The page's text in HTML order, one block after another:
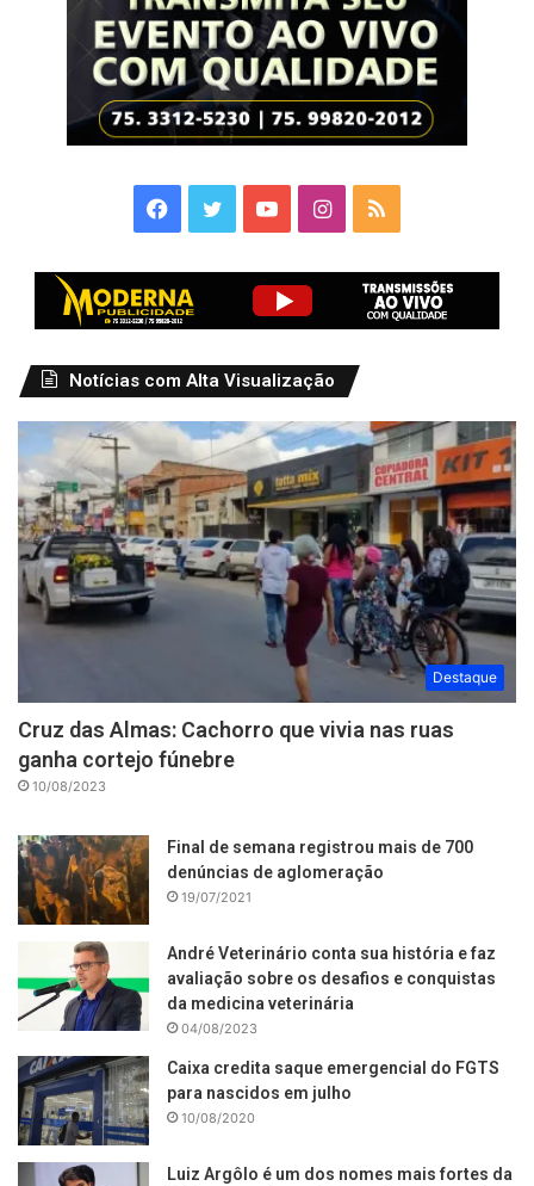
Facebook
TwitterYouTubeInstagram
RSS
Notícias com Alta Visualização
Destaque
Cruz das Almas: Cachorro que vivia nas ruas
ganha cortejo fúnebre
10/08/2023
Final de semana registrou mais de 700
denúncias de aglomeração
19/07/2021
André Veterinário conta sua história e faz
avaliação sobre os desafios e conquistas
da medicina veterinária
04/08/2023
Caixa credita saque emergencial do FGTS
para nascidos em julho
10/08/2020
Luiz Argôlo é um dos nomes mais fortes da